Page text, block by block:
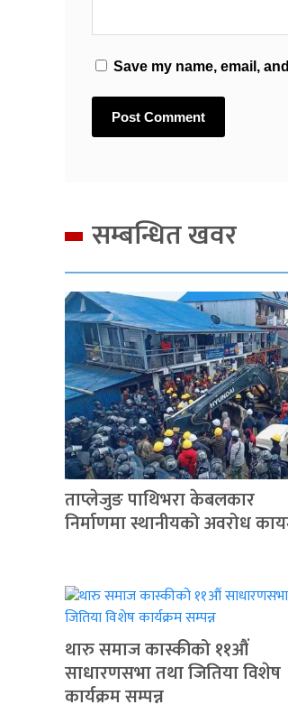
Save my name, email,
सम्बन्धित खवर
ताप्लेजुङ पाथिभरा केबलकार
निर्माणमा स्थानीयको अवरोध
थारु समाज कास्कीको ११औं
साधारणसभा तथा जितिया विशेष
कार्यक्रम सम्पन्न